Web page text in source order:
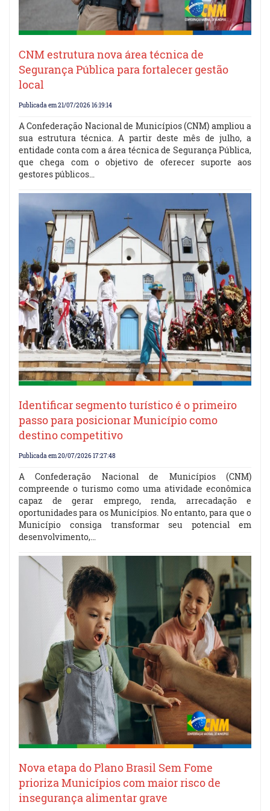
CNM estrutura nova área técnica de
Segurança Pública para fortalecer gestão
local
Publicada em 21/07/2026 16:19:14
A Confederação Nacional de Municípios (CNM) ampliou a
sua estrutura técnica. A partir deste mês de julho, a
entidade conta com a área técnica de Segurança Pública,
que chega com o objetivo de oferecer suporte aos
gestores públicos…
Identificar segmento turístico é o primeiro
passo para posicionar Município como
destino competitivo
Publicada em 20/07/2026 17:27:48
A Confederação Nacional de Municípios (CNM)
compreende o turismo como uma atividade econômica
capaz de gerar emprego, renda, arrecadação e
oportunidades para os Municípios. No entanto, para que o
Município consiga transformar seu potencial em
desenvolvimento,…
Nova etapa do Plano Brasil Sem Fome
prioriza Municípios com maior risco de
insegurança alimentar grave